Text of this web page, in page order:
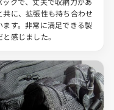
共に、拡張性も持ち合わせ
ます。非常に満足できる製
と感じました。